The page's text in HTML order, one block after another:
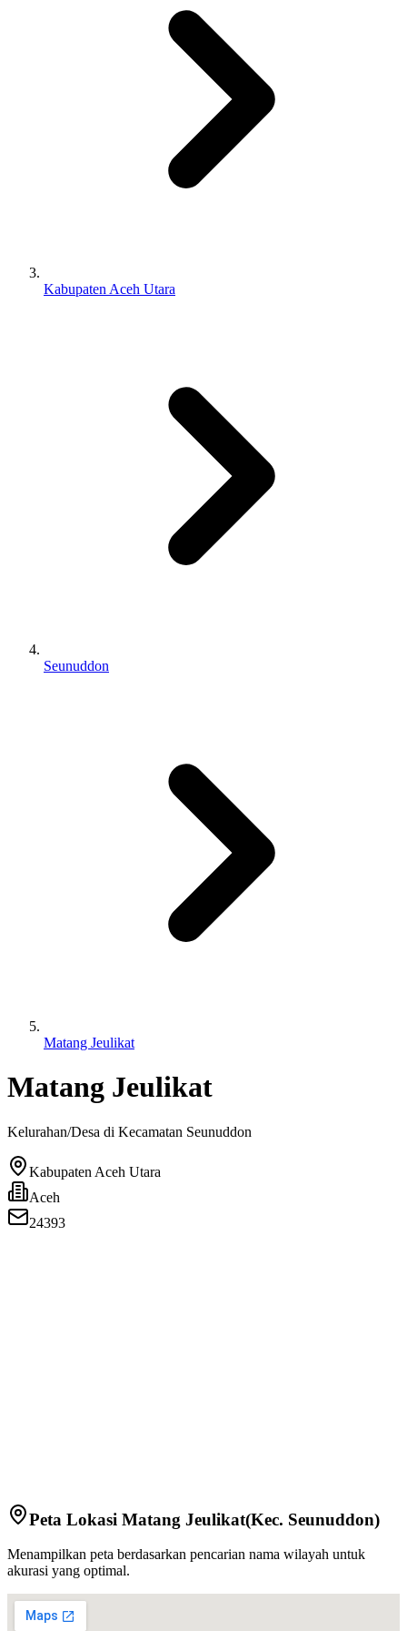
Kabupaten Aceh Utara
Seunuddon
Matang Jeulikat
Matang Jeulikat
Kelurahan/Desa di Kecamatan Seunuddon
Kabupaten Aceh Utara
Aceh
24393
Peta Lokasi Matang Jeulikat(Kec. Seunuddon)
Menampilkan peta berdasarkan pencarian nama wilayah untuk
akurasi yang optimal.